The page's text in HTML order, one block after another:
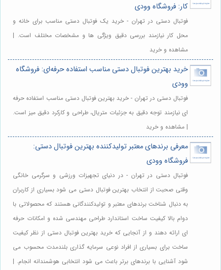
کار: فروشگاه وودی
فوتبال دستی در تهران - خرید یک فوتبال دستی مناسب برای خانه و
محل کار نیازمند بررسی دقیق ویژگی ها و مشخصات مختلف است. |
مشاهده و خرید
خرید بهترین فوتبال دستی مناسب استفاده حرفه‌ای: فروشگاه
وودی
فوتبال دستی در تهران - خرید بهترین فوتبال دستی مناسب استفاده حرفه
ای نیازمند توجه دقیق به جزئیات متریال، طراحی و کارکرد دقیق میز است.
| مشاهده و خرید
معرفی برندهای معتبر تولیدکننده بهترین فوتبال دستی:
فروشگاه وودی
فوتبال دستی در تهران - در دنیای تجهیزات ورزشی و سرگرمی خانگی
وقتی صحبت از انتخاب بهترین فوتبال دستی می شود بسیاری از کاربران
به دنبال شناخت برندهای معتبر و تولیدکنندگانی هستند که محصولاتی با
دوام بالا کیفیت ساخت استاندارد طراحی مهندسی شده و امکانات حرفه
ای ارائه دهند و از آنجایی که خرید بهترین فوتبال دستی از نظر کیفیت
ساخت برای بسیاری از افراد نوعی سرمایه گذاری بلندمدت محسوب می
شود آشنایی با برندهای برتر باعث می شود انتخابی هوشمندانه انجام. |